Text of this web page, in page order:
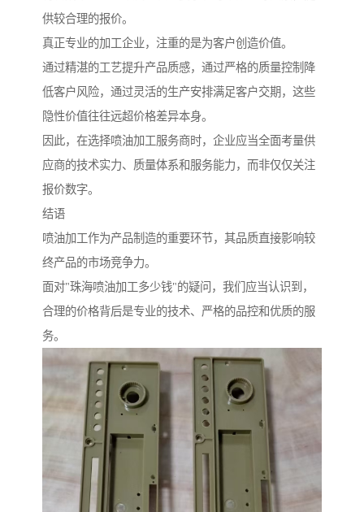
供较合理的报价。
真正专业的加工企业，注重的是为客户创造价值。
通过精湛的工艺提升产品质感，通过严格的质量控制降
低客户风险，通过灵活的生产安排满足客户交期，这些
隐性价值往往远超价格差异本身。
因此，在选择喷油加工服务商时，企业应当全面考量供
应商的技术实力、质量体系和服务能力，而非仅仅关注
报价数字。
结语
喷油加工作为产品制造的重要环节，其品质直接影响较
终产品的市场竞争力。
面对"珠海喷油加工多少钱"的疑问，我们应当认识到，
合理的价格背后是专业的技术、严格的品控和优质的服
务。